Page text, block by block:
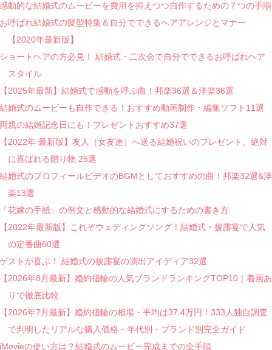
感動的な結婚式のムービーを費用を抑えつつ自作するための７つの手順
お呼ばれ結婚式の髪型特集＆自分でできるヘアアレンジとマナー
【2020年最新版】
ショートヘアの方必見！ 結婚式・二次会で自分でできるお呼ばれヘア
スタイル
【2025年最新】結婚式で感動を呼ぶ曲！邦楽36選＆洋楽36選
結婚式のムービーも自作できる！おすすめ動画制作・編集ソフト11選
両親の結婚記念日にも！プレゼントおすすめ37選
【2022年 最新版】友人（女友達）へ送る結婚祝いのプレゼント、絶対
に喜ばれる贈り物 25選
結婚式のプロフィールビデオのBGMとしておすすめの曲！邦楽32選&洋
楽13選
「花嫁の手紙」の例文と感動的な結婚式にするための書き方
【2022年最新版】これぞウェディングソング！結婚式・披露宴で人気
の定番曲60選
ゲストが喜ぶ！ 結婚式の披露宴の演出アイディア32選
【2026年8月最新】婚約指輪の人気ブランドランキングTOP10｜着画あ
りで徹底比較
【2026年7月最新】婚約指輪の相場・平均は37.4万円！333人独自調査
で判明したリアルな購入価格・年代別・ブランド別完全ガイド
iMovieの使い方は？結婚式のムービー完成までの全手順